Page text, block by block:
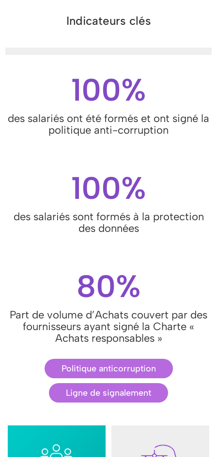
Indicateurs clés
100%
des salariés ont été formés et ont signé la
politique anti-corruption
100%
des salariés sont formés à la protection
des données
80%
Part de volume d’Achats couvert par des
fournisseurs ayant signé la Charte «
Achats responsables »
Politique anticorruption
Ligne de signalement